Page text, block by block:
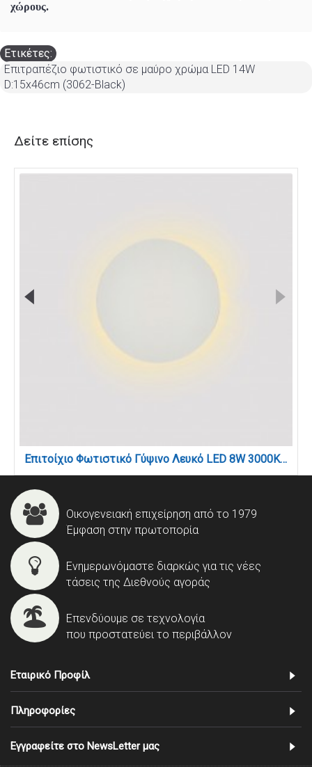
χώρους.
Ετικέτες:
Επιτραπέζιο φωτιστικό σε μαύρο χρώμα LED 14W
D:15x46cm (3062-Black)
Δείτε επίσης
Επιτοίχιο Φωτιστικό Γύψινο Λευκό LED 8W 3000K – Backlight 25 cm (43052-White)
Οικογενειακή επιχείρηση από το 1979
Έμφαση στην πρωτοπορία
Ενημερωνόμαστε διαρκώς για τις νέες
τάσεις της Διεθνούς αγοράς
Επενδύουμε σε τεχνολογία
που προστατεύει το περιβάλλον
Εταιρικό Προφίλ
Πληροφορίες
Εγγραφείτε στο NewsLetter μας